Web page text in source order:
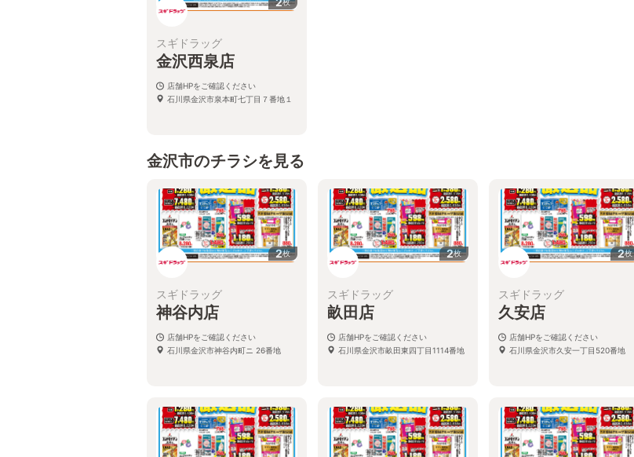
スギドラッグ
金沢西泉店
店舗HPをご確認ください
石川県金沢市泉本町七丁目７番地１
金沢市のチラシを見る
2枚
スギドラッグ
神谷内店
店舗HPをご確認ください
石川県金沢市神谷内町ニ 26番地
2枚
スギドラッグ
畝田店
店舗HPをご確認ください
石川県金沢市畝田東四丁目1114番地
2枚
スギドラッグ
久安店
店舗HPをご確認ください
石川県金沢市久安一丁目520番地